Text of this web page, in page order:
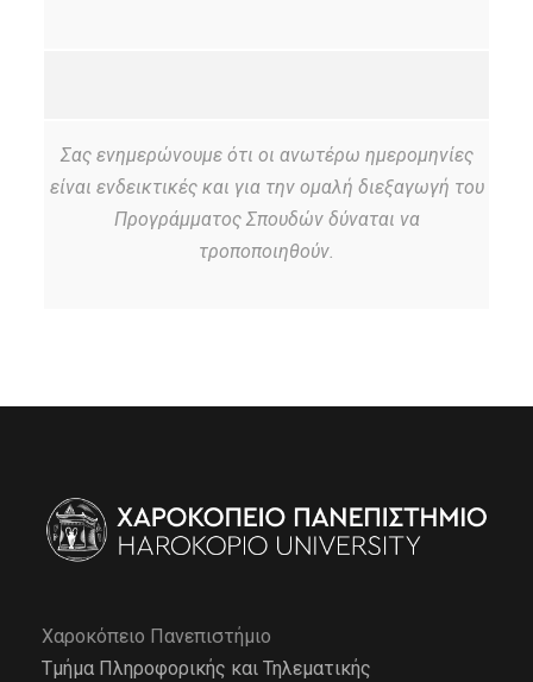
Σας ενημερώνουμε ότι οι ανωτέρω ημερομηνίες
είναι ενδεικτικές και για την ομαλή διεξαγωγή του
Προγράμματος Σπουδών δύναται να
τροποποιηθούν.
Χαροκόπειο Πανεπιστήμιο
Τμήμα Πληροφορικής και Τηλεματικής